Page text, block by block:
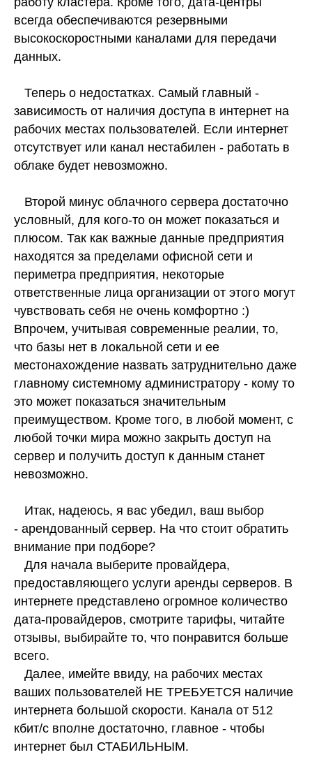
всегда обеспечиваются резервными
высокоскоростными каналами для передачи
данных.
Теперь о недостатках. Самый главный -
зависимость от наличия доступа в интернет на
рабочих местах пользователей. Если интернет
отсутствует или канал нестабилен - работать в
облаке будет невозможно.
Второй минус облачного сервера достаточно
условный, для кого-то он может показаться и
плюсом. Так как важные данные предприятия
находятся за пределами офисной сети и
периметра предприятия, некоторые
ответственные лица организации от этого могут
чувствовать себя не очень комфортно :)
Впрочем, учитывая современные реалии, то,
что базы нет в локальной сети и ее
местонахождение назвать затруднительно даже
главному системному администратору - кому то
это может показаться значительным
преимуществом. Кроме того, в любой момент, с
любой точки мира можно закрыть доступ на
сервер и получить доступ к данным станет
невозможно.
Итак, надеюсь, я вас убедил, ваш выбор
- арендованный сервер. На что стоит обратить
внимание при подборе?
Для начала выберите провайдера,
предоставляющего услуги аренды серверов. В
интернете представлено огромное количество
дата-провайдеров, смотрите тарифы, читайте
отзывы, выбирайте то, что понравится больше
всего.
Далее, имейте ввиду, на рабочих местах
ваших пользователей НЕ ТРЕБУЕТСЯ наличие
интернета большой скорости. Канала от 512
кбит/с вполне достаточно, главное - чтобы
интернет был СТАБИЛЬНЫМ.